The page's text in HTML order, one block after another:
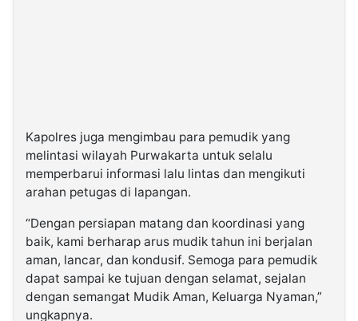
Kapolres juga mengimbau para pemudik yang
melintasi wilayah Purwakarta untuk selalu
memperbarui informasi lalu lintas dan mengikuti
arahan petugas di lapangan.
“Dengan persiapan matang dan koordinasi yang
baik, kami berharap arus mudik tahun ini berjalan
aman, lancar, dan kondusif. Semoga para pemudik
dapat sampai ke tujuan dengan selamat, sejalan
dengan semangat Mudik Aman, Keluarga Nyaman,”
ungkapnya.